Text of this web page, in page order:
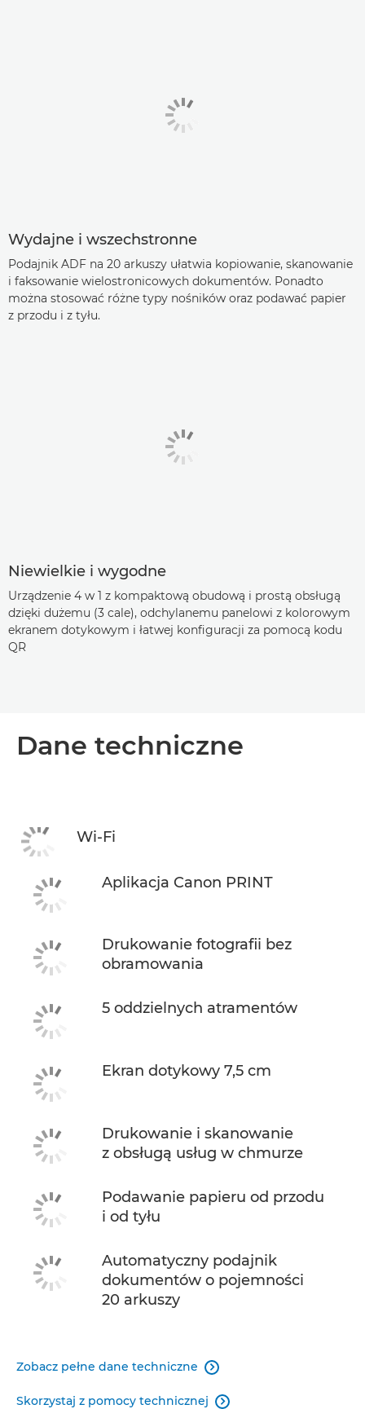
Wydajne i wszechstronne
Podajnik ADF na 20 arkuszy ułatwia kopiowanie, skanowanie
i faksowanie wielostronicowych dokumentów. Ponadto
można stosować różne typy nośników oraz podawać papier
z przodu i z tyłu.
Niewielkie i wygodne
Urządzenie 4 w 1 z kompaktową obudową i prostą obsługą
dzięki dużemu (3 cale), odchylanemu panelowi z kolorowym
ekranem dotykowym i łatwej konfiguracji za pomocą kodu
QR
Dane techniczne
Wi-Fi
Aplikacja Canon PRINT
Drukowanie fotografii bez
obramowania
5 oddzielnych atramentów
Ekran dotykowy 7,5 cm
Drukowanie i skanowanie
z obsługą usług w chmurze
Podawanie papieru od przodu
i od tyłu
Automatyczny podajnik
dokumentów o pojemności
20 arkuszy
Zobacz pełne dane techniczne 
Skorzystaj z pomocy technicznej 